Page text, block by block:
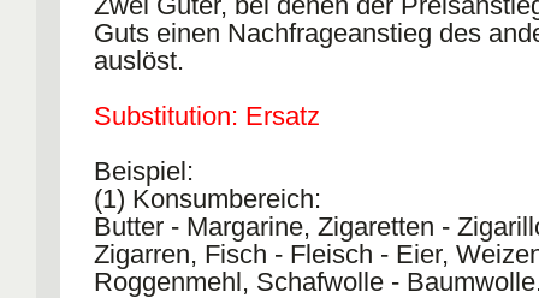
Guts einen Nachfrageanstieg des
auslöst.
Substitution: Ersatz
Beispiel:
(1) Konsumbereich:
Butter - Margarine, Zigaretten -
Zigarren, Fisch - Fleisch - Eier,
Roggenmehl, Schafwolle -